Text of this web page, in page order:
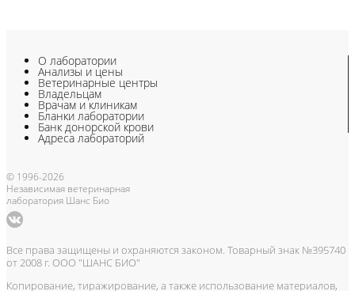
О лаборатории
Анализы и цены
Ветеринарные центры
Владельцам
Врачам и клиникам
Бланки лаборатории
Банк донорской крови
Адреса лабораторий
© 1996-2026
Независимая ветеринарная
лаборатория Шанс Био
Все права защищены и охраняются законом. Товарный знак №395740
от 2008 г. ООО "ШАНС БИО"
Копирование, тиражирование, а также использование материалов,